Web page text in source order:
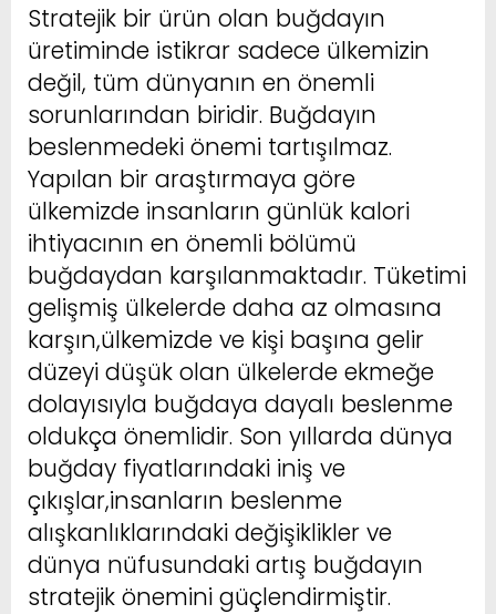
Stratejik bir ürün olan buğdayın
üretiminde istikrar sadece ülkemizin
değil, tüm dünyanın en önemli
sorunlarından biridir. Buğdayın
beslenmedeki önemi tartışılmaz.
Yapılan bir araştırmaya göre
ülkemizde insanların günlük kalori
ihtiyacının en önemli bölümü
buğdaydan karşılanmaktadır. Tüketimi
gelişmiş ülkelerde daha az olmasına
karşın,ülkemizde ve kişi başına gelir
düzeyi düşük olan ülkelerde ekmeğe
dolayısıyla buğdaya dayalı beslenme
oldukça önemlidir. Son yıllarda dünya
buğday fiyatlarındaki iniş ve
çıkışlar,insanların beslenme
alışkanlıklarındaki değişiklikler ve
dünya nüfusundaki artış buğdayın
stratejik önemini güçlendirmiştir.